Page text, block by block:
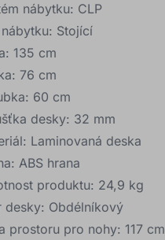
nábytku: CLP
Stojící
135 cm
76 cm
60 cm
desky: 32 mm
Laminovaná deska
ABS hrana
produktu: 24,9 kg
desky: Obdélníkový
prostoru pro nohy: 117 cm